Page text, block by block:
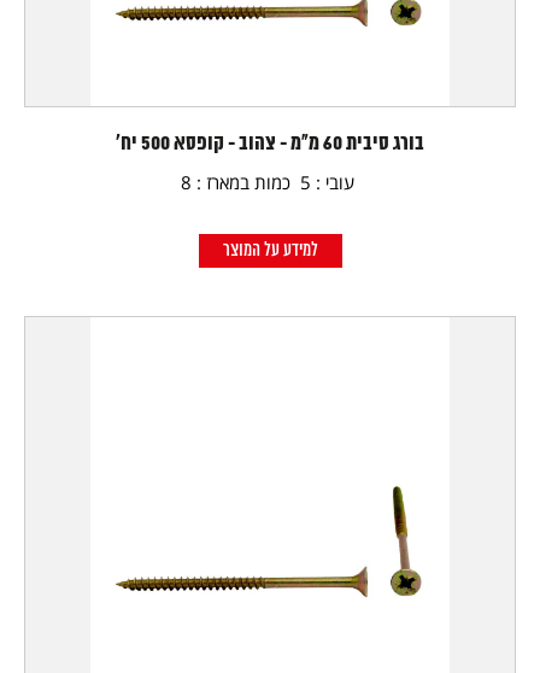
בורג סיבית 60 מ"מ - צהוב - קופסא 500 יח'
עובי : 5 כמות במארז : 8
למידע על המוצר